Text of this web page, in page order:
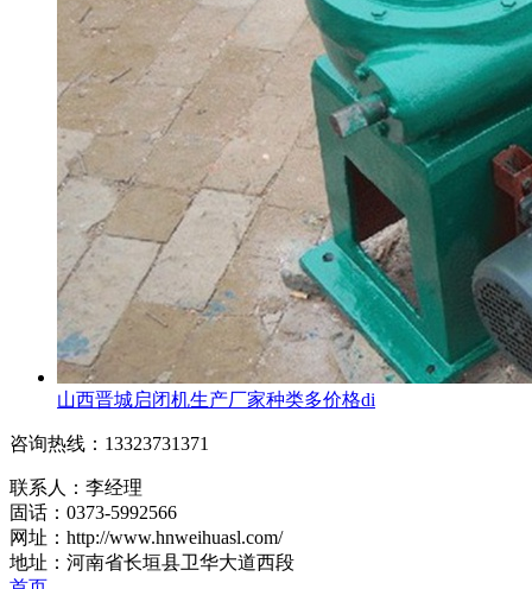
山西晋城启闭机生产厂家种类多价格di
咨询热线：13323731371
联系人：李经理
固话：0373-5992566
网址：http://www.hnweihuasl.com/
地址：河南省长垣县卫华大道西段